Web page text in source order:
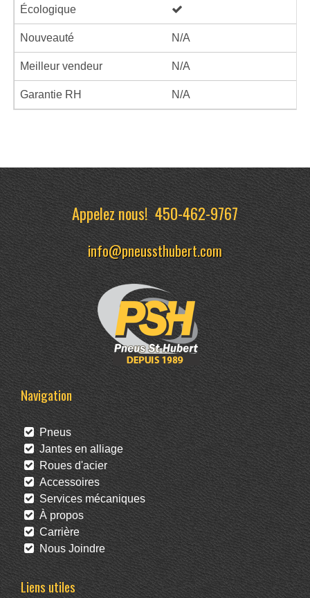
Écologique
Nouveauté N/A
Meilleur vendeur N/A
Garantie RH N/A
Appelez nous!450-462-9767
info@pneussthubert.com
Navigation
Pneus
Jantes en alliage
Roues d'acier
Accessoires
Services mécaniques
À propos
Carrière
Nous Joindre
Liens utiles